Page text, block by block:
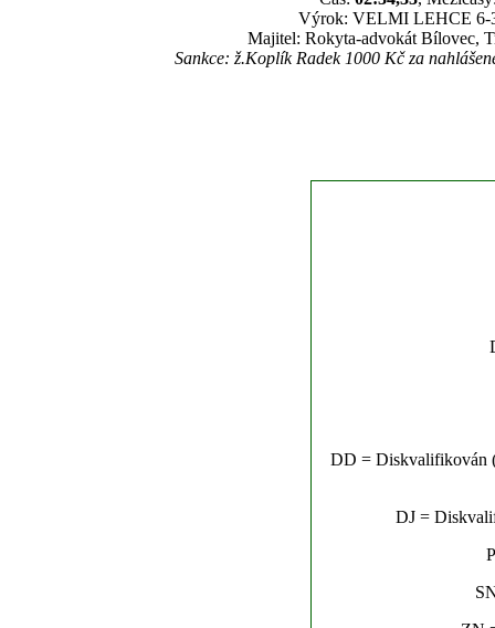
Výrok: VELMI LEHCE 6-
Majitel: Rokyta-advokát Bílovec,
Sankce: ž.Koplík Radek 1000 Kč za
DD = Diskvalifikován
DJ =